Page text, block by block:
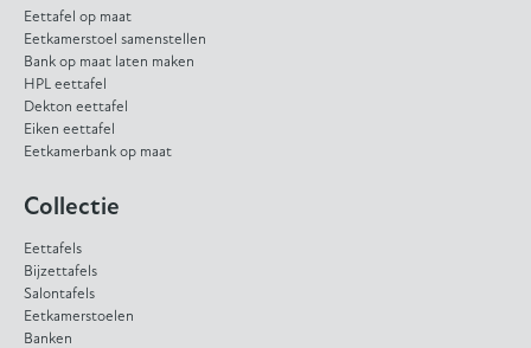
Eettafel op maat
Eetkamerstoel samenstellen
Bank op maat laten maken
HPL eettafel
Dekton eettafel
Eiken eettafel
Eetkamerbank op maat
Collectie
Eettafels
Bijzettafels
Salontafels
Eetkamerstoelen
Banken